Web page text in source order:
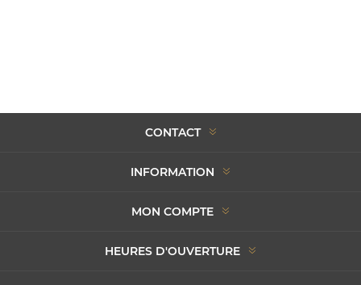
CONTACT
INFORMATION
MON COMPTE
HEURES D'OUVERTURE